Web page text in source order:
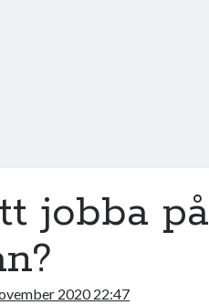
jobba på
2020 22:47